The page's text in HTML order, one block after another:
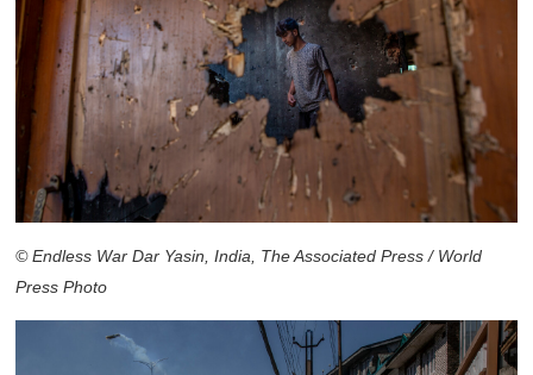
© Endless War Dar Yasin, India, The Associated Press / World
Press Photo